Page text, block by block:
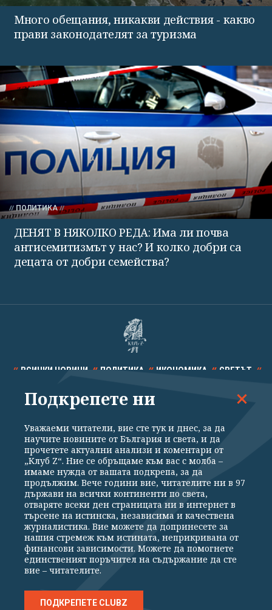
Много обещания, никакви действия - какво
прави законодателят за туризма
ПОЛИТИКА
ДЕНЯТ В НЯКОЛКО РЕДА: Има ли почва
антисемитизмът у нас? И колко добри са
децата от добри семейства?
ВСИЧКИ НОВИНИ ПОЛИТИКА ИКОНОМИКА СВЕТЪТ
СПОРТ КУЛТУРА ТЕХНОЛОГИИ КАЛЕЙДОСКОП
Общи условия
Политика за поверителност
Реклама
Партньори Контакти
За Клуб Z
Екип
Подкрепете ни
Издател на www.clubz.bg е „Клуб Зебра Медия“ ЕООД, София, ул. "Алеко
Константинов" 3. Всички права запазени 2026 „Клуб Зебра Медия“
Препечатването на материали, снимки и видео от www.clubz.bg без
разрешение ще бъде преследвано по съдебен път, съгласно
ОБЩИТЕ УСЛОВИЯ
Подкрепете ни
Уважаеми читатели, вие сте тук и днес, за да
научите новините от България и света, и да
прочетете актуални анализи и коментари от
„Клуб Z“. Ние се обръщаме към вас с молба –
имаме нужда от вашата подкрепа, за да
продължим. Вече години вие, читателите ни в 97
държави на всички континенти по света,
отваряте всеки ден страницата ни в интернет в
търсене на истинска, независима и качествена
журналистика. Вие можете да допринесете за
нашия стремеж към истината, неприкривана от
финансови зависимости. Можете да помогнете
единственият поръчител на съдържание да сте
вие – читателите.
ПОДКРЕПЕТЕ CLUBZ